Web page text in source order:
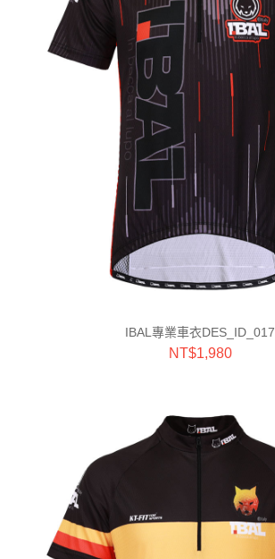
IBAL專業車衣DES_ID_017
NT$1,980